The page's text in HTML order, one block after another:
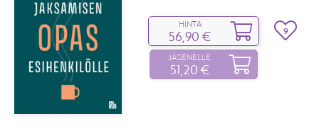
HINTA
56,90 €
JÄSENELLE
51,20 €
9